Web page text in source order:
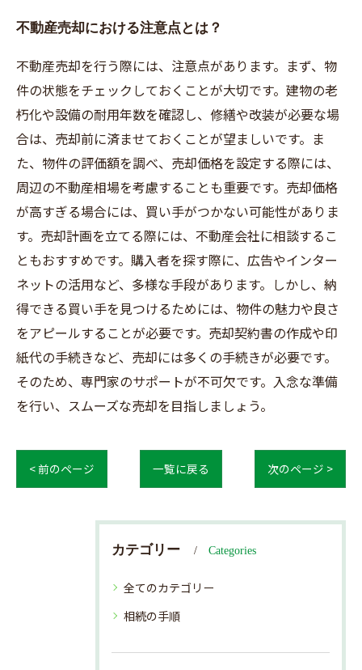
不動産売却における注意点とは？
不動産売却を行う際には、注意点があります。まず、物
件の状態をチェックしておくことが大切です。建物の老
朽化や設備の耐用年数を確認し、修繕や改装が必要な場
合は、売却前に済ませておくことが望ましいです。ま
た、物件の評価額を調べ、売却価格を設定する際には、
周辺の不動産相場を考慮することも重要です。売却価格
が高すぎる場合には、買い手がつかない可能性がありま
す。売却計画を立てる際には、不動産会社に相談するこ
ともおすすめです。購入者を探す際に、広告やインター
ネットの活用など、多様な手段があります。しかし、納
得できる買い手を見つけるためには、物件の魅力や良さ
をアピールすることが必要です。売却契約書の作成や印
紙代の手続きなど、売却には多くの手続きが必要です。
そのため、専門家のサポートが不可欠です。入念な準備
を行い、スムーズな売却を目指しましょう。
< 前のページ 一覧に戻る 次のページ >
カテゴリー Categories
全てのカテゴリー
相続の手順